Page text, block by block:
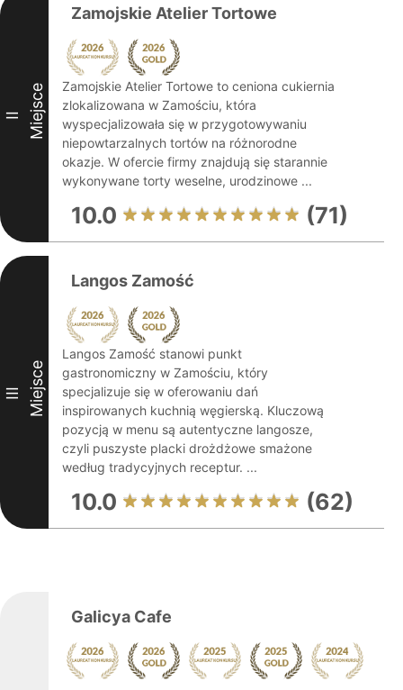
II Miejsce
Zamojskie Atelier Tortowe
Zamojskie Atelier Tortowe to ceniona cukiernia
zlokalizowana w Zamościu, która
wyspecjalizowała się w przygotowywaniu
niepowtarzalnych tortów na różnorodne
okazje. W ofercie firmy znajdują się starannie
wykonywane torty weselne, urodzinowe ...
10.0 (71)
III Miejsce
Langos Zamość
Langos Zamość stanowi punkt
gastronomiczny w Zamościu, który
specjalizuje się w oferowaniu dań
inspirowanych kuchnią węgierską. Kluczową
pozycją w menu są autentyczne langosze,
czyli puszyste placki drożdżowe smażone
według tradycyjnych receptur. ...
10.0 (62)
Galicya Cafe